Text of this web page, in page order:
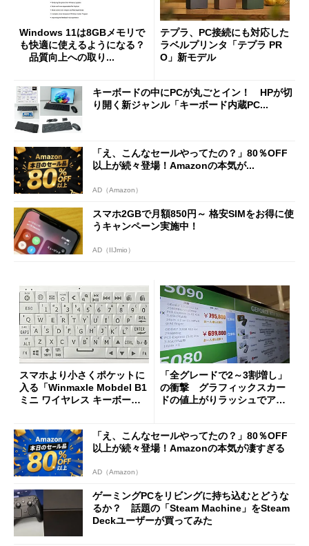
Windows 11は8GBメモリで
も快適に使えるようになる？
品質向上への取り...
テプラ、PC接続にも対応した
ラベルプリンタ「テプラ PR
O」新モデル
キーボードの中にPCが丸ごとイン！ HPが切
り開く新ジャンル「キーボード内蔵PC...
「え、こんなセールやってたの？」80％OFF
以上が続々登場！Amazonの本気が...
AD（Amazon）
スマホ2GBで月額850円～ 格安SIMをお得に使
うキャンペーン実施中！
AD（IIJmio）
スマホより小さくポケットに
入る「Winmaxle Mobdel B1
ミニ ワイヤレス キーボー
「全グレードで2～3割増し」
の衝撃 グラフィックスカー
ドの値上がりラッシュでアキ
「え、こんなセールやってたの？」80％OFF
以上が続々登場！Amazonの本気が凄すぎる
AD（Amazon）
ゲーミングPCをリビングに持ち込むとどうな
るか？ 話題の「Steam Machine」をSteam
Deckユーザーが買ってみた